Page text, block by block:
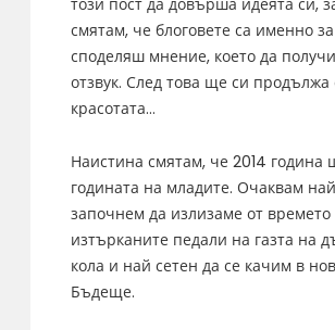
смятам, че блоговете са именно
споделяш мнение, което да
отзвук. След това ще си продължа
красотата…
Наистина смятам, че 2014 година
годината на младите. Очаквам
започнем да излизаме от времето
изтърканите педали на газта на
кола и най сетен да се качим в
Бъдеще.